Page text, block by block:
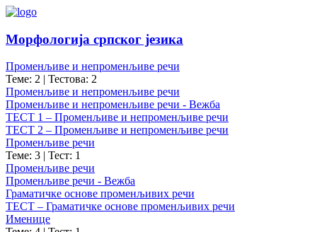
Морфологија српског језика
Променљиве и непроменљиве речи
Теме: 2 | Тестова: 2
Променљиве и непроменљиве речи
Променљиве и непроменљиве речи - Вежба
ТЕСТ 1 – Променљиве и непроменљиве речи
ТЕСТ 2 – Променљиве и непроменљиве речи
Променљиве речи
Теме: 3 | Тест: 1
Променљиве речи
Променљиве речи - Вежба
Граматичке основе променљивих речи
ТЕСТ – Граматичке основе променљивих речи
Именице